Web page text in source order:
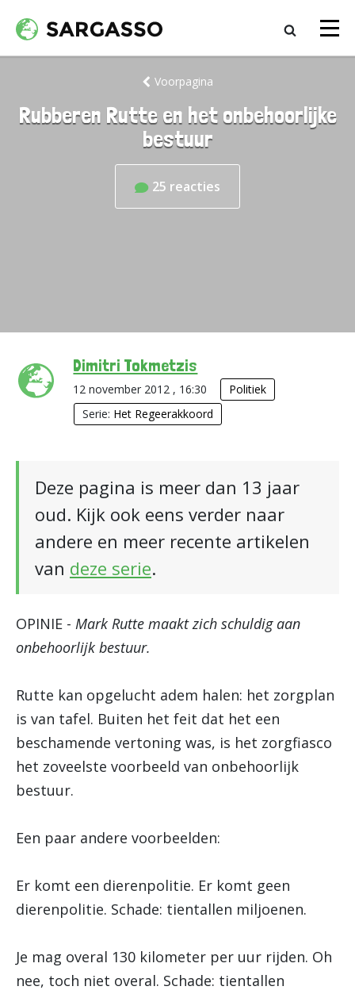
Voorpagina
Rubberen Rutte en het onbehoorlijke
bestuur
25 reacties
Dimitri Tokmetzis
12 november 2012 , 16:30
Politiek
Serie: Het Regeerakkoord
Deze pagina is meer dan 13 jaar
oud. Kijk ook eens verder naar
andere en meer recente artikelen
van deze serie.
OPINIE - Mark Rutte maakt zich schuldig aan
onbehoorlijk bestuur.
Rutte kan opgelucht adem halen: het zorgplan
is van tafel. Buiten het feit dat het een
beschamende vertoning was, is het zorgfiasco
het zoveelste voorbeeld van onbehoorlijk
bestuur.
Een paar andere voorbeelden:
Er komt een dierenpolitie. Er komt geen
dierenpolitie. Schade: tientallen miljoenen.
Je mag overal 130 kilometer per uur rijden. Oh
nee, toch niet overal. Schade: tientallen